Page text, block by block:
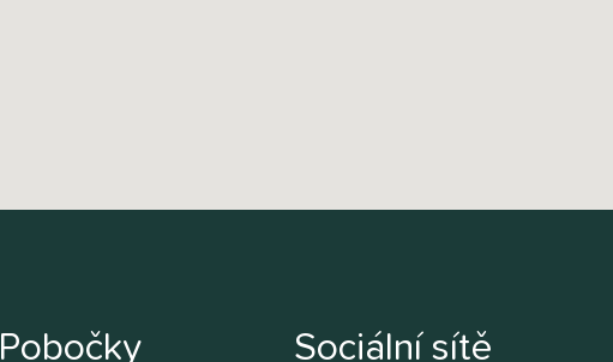
Pobočky Sociální sítě